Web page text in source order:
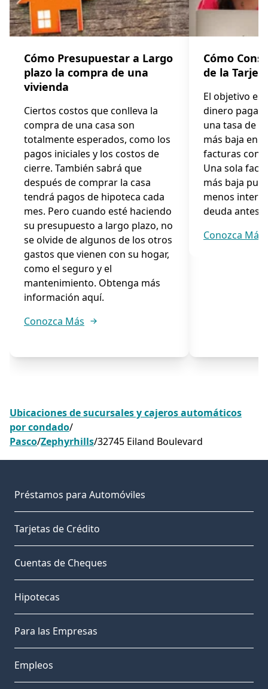
Cómo Presupuestar a Largo
plazo la compra de una
vivienda
Ciertos costos que conlleva la
compra de una casa son
totalmente esperados, como los
pagos iniciales y los costos de
cierre. También sabrá que
después de comprar la casa
tendrá pagos de hipoteca cada
mes. Pero cuando esté haciendo
su presupuesto a largo plazo, no
se olvide de algunos de los otros
gastos que vienen con su hogar,
como el seguro y el
mantenimiento. Obtenga más
información aquí.
Conozca Más
Cómo
de la
El objetivo
dinero
una tasa de
más baja en
facturas con
Una sola
más baja
menos
deuda antes.
Conozca Más
Ubicaciones de sucursales y cajeros automáticos
por condado/
Pasco/Zephyrhills/32745 Eiland Boulevard
Préstamos para Automóviles
Tarjetas de Crédito
Cuentas de Cheques
Hipotecas
Para las Empresas
Empleos